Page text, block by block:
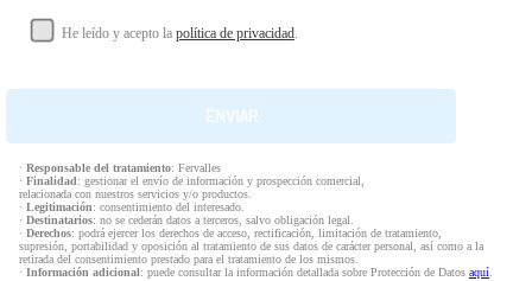
He leído y acepto la política de privacidad.
· Responsable del tratamiento: Fervalles
· Finalidad: gestionar el envío de información y prospección comercial,
relacionada con nuestros servicios y/o productos.
· Legitimación: consentimiento del interesado.
· Destinatarios: no se cederán datos a terceros, salvo obligación legal.
· Derechos: podrá ejercer los derechos de acceso, rectificación, limitación de tratamiento,
supresión, portabilidad y oposición al tratamiento de sus datos de carácter personal, así como a la
retirada del consentimiento prestado para el tratamiento de los mismos.
· Información adicional: puede consultar la información detallada sobre Protección de Datos aquí.